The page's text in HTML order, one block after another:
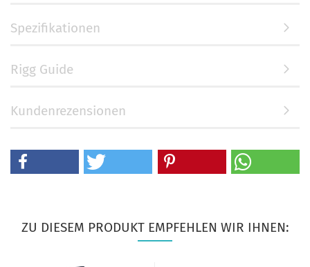
Spezifikationen
Rigg Guide
Kundenrezensionen
ZU DIESEM PRODUKT EMPFEHLEN WIR IHNEN: